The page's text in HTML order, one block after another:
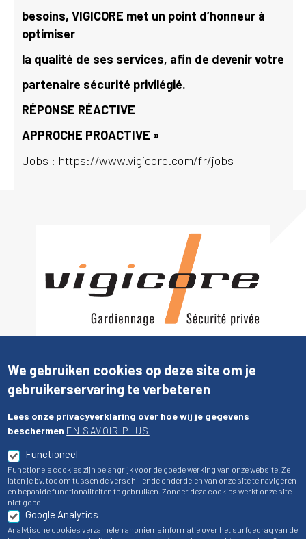
besoins, VIGICORE met un point d’honneur à
optimiser
la qualité de ses services, afin de devenir votre
partenaire sécurité privilégié.
RÉPONSE RÉACTIVE
APPROCHE PROACTIVE »
Jobs : https://www.vigicore.com/fr/jobs
We gebruiken cookies op deze site om je
gebruikerservaring te verbeteren
Lees onze privacyverklaring over hoe wij je gegevens
beschermen EN SAVOIR PLUS
Functioneel
Functionele cookies zijn belangrijk voor de goede werking van onze website. Ze
laten je bv. toe om tussen de verschillende onderdelen van onze site te navigeren
en bepaalde functionaliteiten te gebruiken. Zonder deze cookies werkt onze site
niet goed.
Google Analytics
Analytische cookies verzamelen anonieme informatie over het surfgedrag van de